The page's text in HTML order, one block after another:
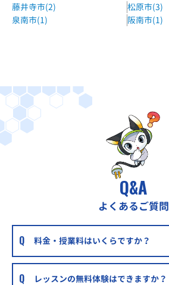
藤井寺市(2)
松原市(3)
泉南市(1)
阪南市(1)
Q&A
よくあるご質問
料金・授業料はいくらですか？
レッスンの無料体験はできますか？